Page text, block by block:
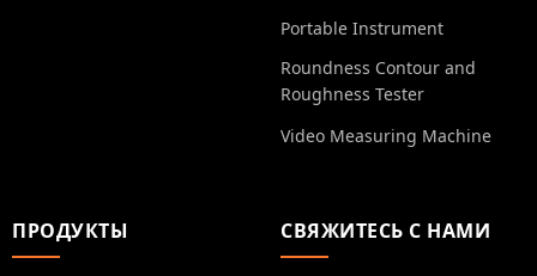
Portable Instrument
Roundness Contour and
Roughness Tester
Video Measuring Machine
ПРОДУКТЫ СВЯЖИТЕСЬ С НАМИ